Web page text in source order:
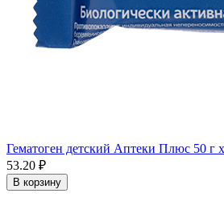
Гематоген детский Аптеки Плюс 50 г
53.20 ₽
В корзину